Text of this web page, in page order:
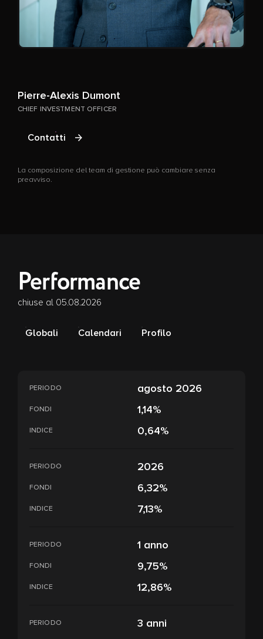
Pierre-Alexis Dumont
CHIEF INVESTMENT OFFICER
Contatti
La composizione del team di gestione può cambiare senza
preavviso.
Performance
chiuse al 05.08.2026
Globali Calendari Profilo
PERIODO agosto 2026
FONDI 1,14%
INDICE 0,64%
PERIODO 2026
FONDI 6,32%
INDICE 7,13%
PERIODO 1 anno
FONDI 9,75%
INDICE 12,86%
PERIODO
3 anni